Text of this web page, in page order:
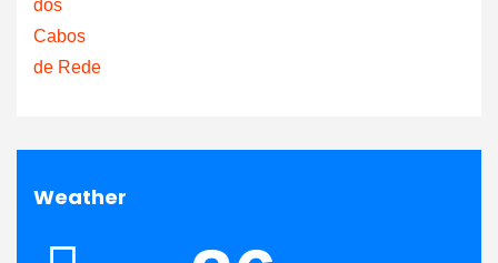
Weather